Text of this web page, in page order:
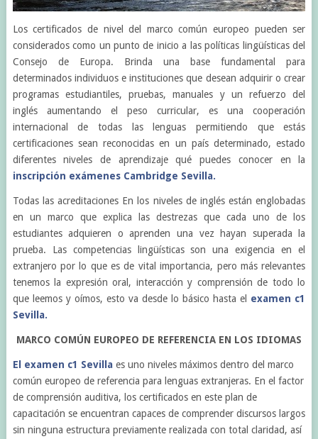
Los certificados de nivel del marco común europeo pueden ser
considerados como un punto de inicio a las políticas lingüísticas del
Consejo de Europa. Brinda una base fundamental para
determinados individuos e instituciones que desean adquirir o crear
programas estudiantiles, pruebas, manuales y un refuerzo del
inglés aumentando el peso curricular, es una cooperación
internacional de todas las lenguas permitiendo que estás
certificaciones sean reconocidas en un país determinado, estado
diferentes niveles de aprendizaje qué puedes conocer en la
inscripción exámenes Cambridge Sevilla.
Todas las acreditaciones En los niveles de inglés están englobadas
en un marco que explica las destrezas que cada uno de los
estudiantes adquieren o aprenden una vez hayan superada la
prueba. Las competencias lingüísticas son una exigencia en el
extranjero por lo que es de vital importancia, pero más relevantes
tenemos la expresión oral, interacción y comprensión de todo lo
que leemos y oímos, esto va desde lo básico hasta el examen c1
Sevilla.
MARCO COMÚN EUROPEO DE REFERENCIA EN LOS IDIOMAS
El examen c1 Sevillaes uno niveles máximos dentro del marco
común europeo de referencia para lenguas extranjeras. En el factor
de comprensión auditiva, los certificados en este plan de
capacitación se encuentran capaces de comprender discursos largos
sin ninguna estructura previamente realizada con total claridad, así